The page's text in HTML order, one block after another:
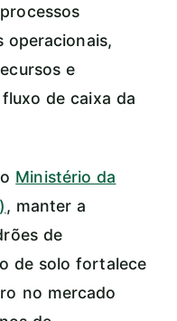
operacionais,
e
de caixa da
Ministério da
, manter a
de
de solo fortalece
no mercado